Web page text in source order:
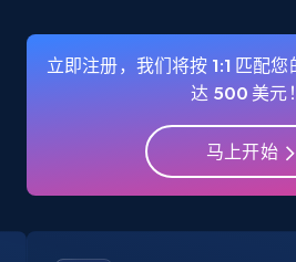
business account, Is
verified, and more.
3.4K+
立即注册，我们将按 1:1 匹配
达 500 美元！
马上开始